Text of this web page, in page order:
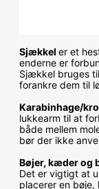
Sjækkel er et
enderne er
Sjækkel bruges
forankre dem til
Karabinhage/
lukkearm til at
både mellem
bør der ikke
Bøjer, kæder og
Det er vigtigt at
placerer en